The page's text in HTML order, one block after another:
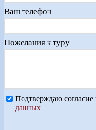
Ваш телефон
Пожелания к туру
Подтверждаю согласие
данных